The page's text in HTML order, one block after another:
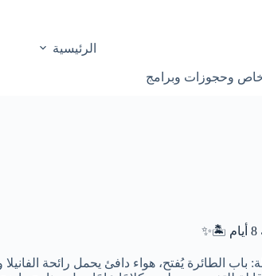
وحجوزات وبرامج
الرئيسية
الطائرة يُفتح، هواء دافئ يحمل رائحة الفانيلا